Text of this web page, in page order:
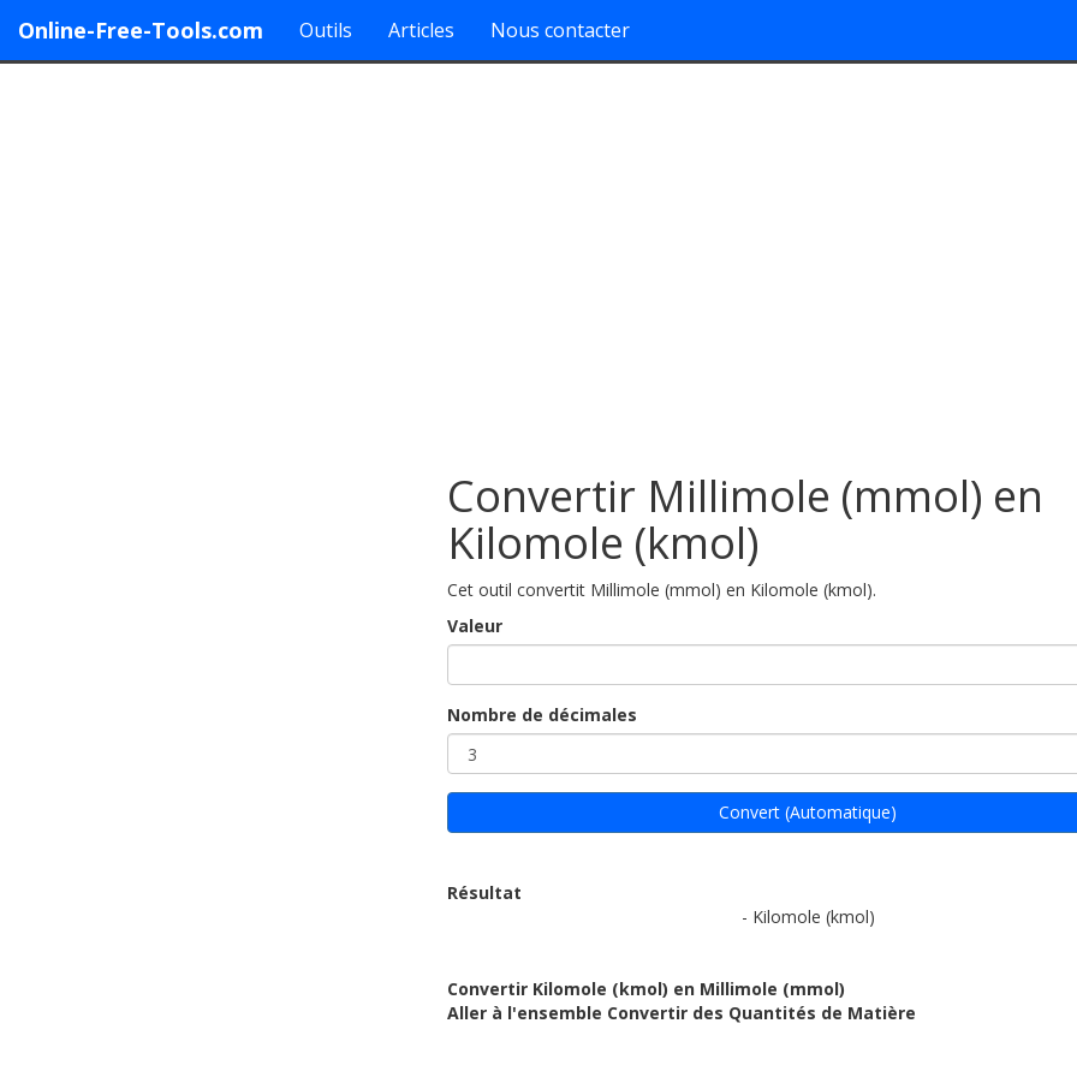
Online-Free-Tools.com Outils Articles Nous contacter
Convertir Millimole (mmol) en
Kilomole (kmol)
Cet outil convertit Millimole (mmol) en Kilomole (kmol).
Valeur
Nombre de décimales
Convert (Automatique)
Résultat
- Kilomole (kmol)
Convertir Kilomole (kmol) en Millimole (mmol)
Aller à l'ensemble Convertir des Quantités de Matière